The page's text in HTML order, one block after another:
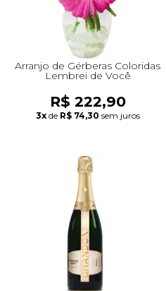
Arranjo de Gérberas Coloridas
Lembrei de Você
R$ 222,90
3x de R$ 74,30 sem juros